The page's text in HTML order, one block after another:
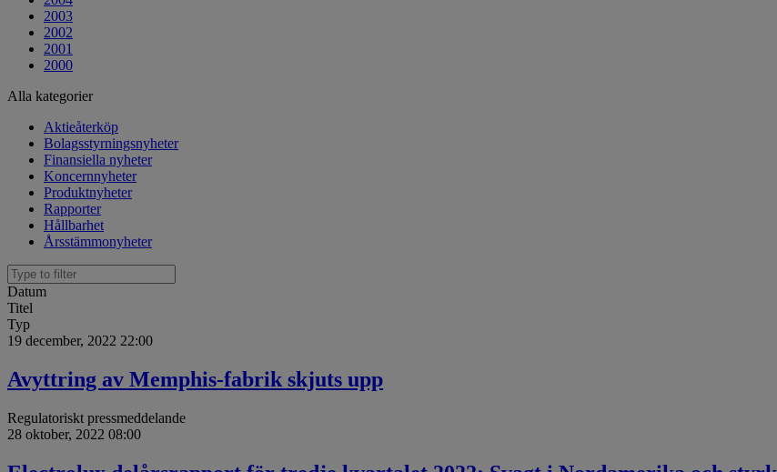
2003
2002
2001
2000
Alla kategorier
Aktieåterköp
Bolagsstyrningsnyheter
Finansiella nyheter
Koncernnyheter
Produktnyheter
Rapporter
Hållbarhet
Årsstämmonyheter
Datum
Titel
Typ
19 december, 2022 22:00
Avyttring av Memphis-fabrik skjuts upp
Regulatoriskt pressmeddelande
28 oktober, 2022 08:00